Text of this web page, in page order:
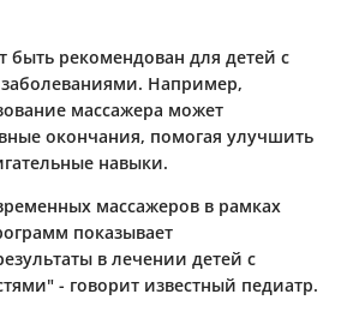
быть рекомендован для детей с
Например,
массажера может
окончания, помогая улучшить
навыки.
массажеров в рамках
показывает
в лечении детей с
- говорит известный педиатр.